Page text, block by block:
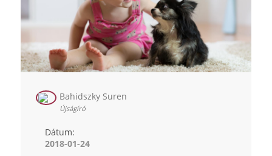
Bahidszky Suren
Újságíró
Dátum:
2018-01-24